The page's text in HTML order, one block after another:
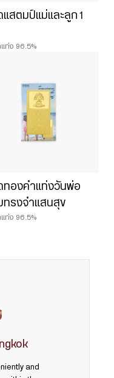
แสตมป์แม่และลูก 1
ท่ง 96.5%
ทองคำแท่งวันพ่อ
ทรงจำแสนสุข
ท่ง 96.5%
and